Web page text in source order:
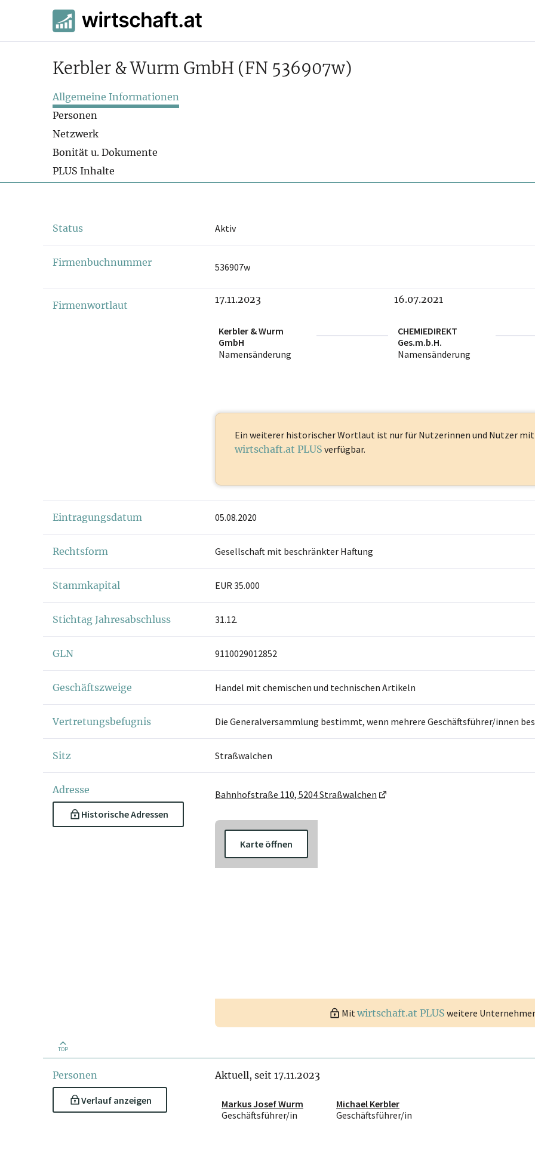
Kerbler & Wurm GmbH (FN 536907w)
Allgemeine Informationen
Personen
Netzwerk
Bonität u. Dokumente
PLUS Inhalte
Status Aktiv
Firmenbuchnummer 536907w
Firmenwortlaut 17.11.2023
Kerbler & Wurm
GmbH
Namensänderung
16.07.2021
CHEMIEDIREKT
Ges.m.b.H.
Namensänderung
Ein weiterer historischer Wortlaut ist nur für Nutzerinnen und Nutzer mit
wirtschaft.at PLUS verfügbar.
Eintragungsdatum 05.08.2020
Rechtsform Gesellschaft mit beschränkter Haftung
Stammkapital EUR 35.000
Stichtag Jahresabschluss 31.12.
GLN 9110029012852
Geschäftszweige Handel mit chemischen und technischen Artikeln
Vertretungsbefugnis Die Generalversammlung bestimmt, wenn mehrere Geschäftsführer/innen
Sitz Straßwalchen
Adresse
Historische Adressen
Bahnhofstraße 110, 5204 Straßwalchen
Karte öffnen
Mitwirtschaft.at PLUS weitere
TOP
Personen
Verlauf anzeigen
Aktuell, seit 17.11.2023
Markus Josef Wurm
Geschäftsführer/in
Michael Kerbler
Geschäftsführer/in